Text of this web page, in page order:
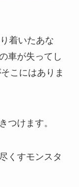
着いたあな
車が失ってし
こにはありま
つけます。
くすモンスタ